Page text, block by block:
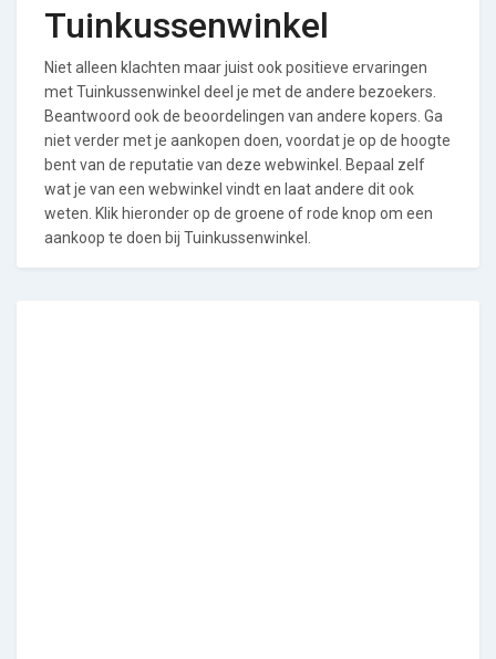
Tuinkussenwinkel
Niet alleen klachten maar juist ook positieve ervaringen
met Tuinkussenwinkel deel je met de andere bezoekers.
Beantwoord ook de beoordelingen van andere kopers. Ga
niet verder met je aankopen doen, voordat je op de hoogte
bent van de reputatie van deze webwinkel. Bepaal zelf
wat je van een webwinkel vindt en laat andere dit ook
weten. Klik hieronder op de groene of rode knop om een
aankoop te doen bij Tuinkussenwinkel.